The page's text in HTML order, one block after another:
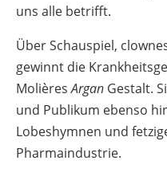
uns alle betrifft.
Über Schauspiel,
gewinnt die
Molières Argan Gestalt.
und Publikum ebenso
Lobeshymnen und
Pharmaindustrie.